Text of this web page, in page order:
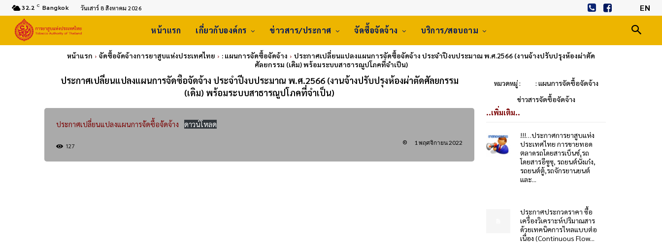
32.2 C Bangkok วันเสาร์ 8 สิงหาคม 2026 EN
หน้าแรก เกี่ยวกับองค์กร ข่าวสาร/ประกาศ จัดซื้อจัดจ้าง บริการ/สอบถาม
หน้าแรก จัดซื้อจัดจ้างการยาสูบแห่งประเทศไทย : แผนการจัดซื้อจัดจ้าง
ประกาศเปลี่ยนแปลงแผนการจัดซื้อจัดจ้าง ประจำปีงบประมาณ พ.ศ.2566 (งานจ้างปรับปรุงห้องผ่าตัด
ศัลยกรรม (เดิม) พร้อมระบบสาธารณูปโภคที่จำเป็น)
ประกาศเปลี่ยนแปลงแผนการจัดซื้อจัดจ้าง ประจำปีงบประมาณ พ.ศ.2566 (งานจ้างปรับปรุงห้องผ่าตัดศัลยกรรม
(เดิม) พร้อมระบบสาธารณูปโภคที่จำเป็น)
หมวดหมู่ :
: แผนการจัดซื้อจัดจ้าง
ข่าวสารจัดซื้อจัดจ้าง
ประกาศเปลี่ยนแปลงแผนการจัดซื้อจัดจ้าง ดาวน์โหลด
127 1 พฤศจิกายน 2022
..เพิ่มเติม..
!!!…ประกาศการยาสูบแห่ง
ประเทศไทย การขายทอด
ตลาดรถโดยสารเบ็นซ์,รถ
โดยสารอีซูซุ, รถยนต์นั่งเก๋ง,
รถยนต์ตู้,รถจักรยานยนต์
และ...
ประกาศประกวดราคา ซื้อ
เครื่องวิเคราะห์ปริมาณสาร
ด้วยเทคนิคการไหลแบบต่อ
เนื่อง (Continuous Flow...